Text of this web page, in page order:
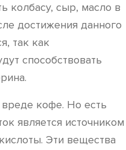
колбасу, сыр, масло в
достижения данного
так как
способствовать
кофе. Но есть
является источником
Эти вещества